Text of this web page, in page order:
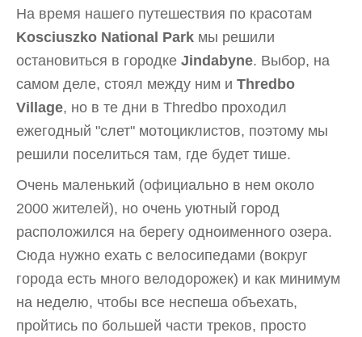
На время нашего путешествия по красотам
Kosciuszko National Park мы решили
остановиться в городке Jindabyne. Выбор, на
самом деле, стоял между ним и Thredbo
Village, но в те дни в Thredbo проходил
ежегодный "слет" мотоциклистов, поэтому мы
решили поселиться там, где будет тише.
Очень маленький (официально в нем около
2000 жителей), но очень уютный город
расположился на берегу одноименного озера.
Сюда нужно ехать с велосипедами (вокруг
города есть много велодорожек) и как минимум
на неделю, чтобы все неспеша объехать,
пройтись по большей части треков, просто